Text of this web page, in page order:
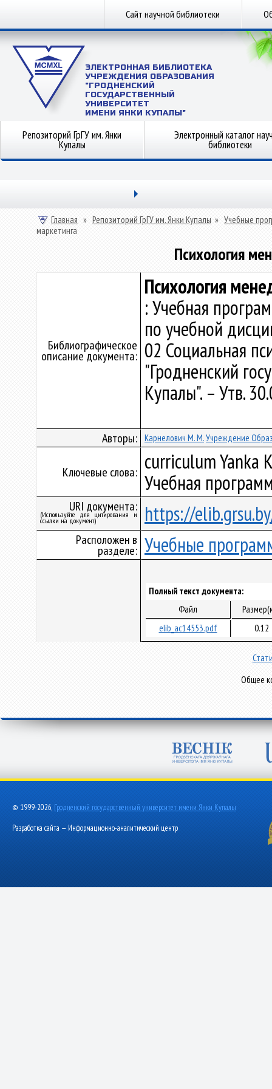
Сайт научной библиотеки
ЭЛЕКТРОННАЯ БИБЛИОТЕКА
УЧРЕЖДЕНИЯ ОБРАЗОВАНИЯ
"ГРОДНЕНСКИЙ
ГОСУДАРСТВЕННЫЙ
УНИВЕРСИТЕТ
ИМЕНИ ЯНКИ КУПАЛЫ"
Репозиторий ГрГУ им. Янки
Купалы
Электронный каталог
библиотеки
Главная » Репозиторий ГрГУ им. Янки Купалы » Учебные
маркетинга
Психология
Библиографическое
описание документа:
Психология
: Учебная
по учебной
02 Социальная
"Гродненский
Купалы". – Утв.
Авторы: Карнелович М. М.Учреждение
Ключевые слова: curriculum Yanka
Учебная
URI документа:
(Используйте для цитирования и
ссылки на документ) https://
Расположен в
разделе: Учебные
Полный текст документа:
Файл
elib_ac14553.pdf
0.12
Общее
© 1999-2026, Гродненский государственный университет имени Янки Купалы
Разработка сайта — Информационно-аналитический центр